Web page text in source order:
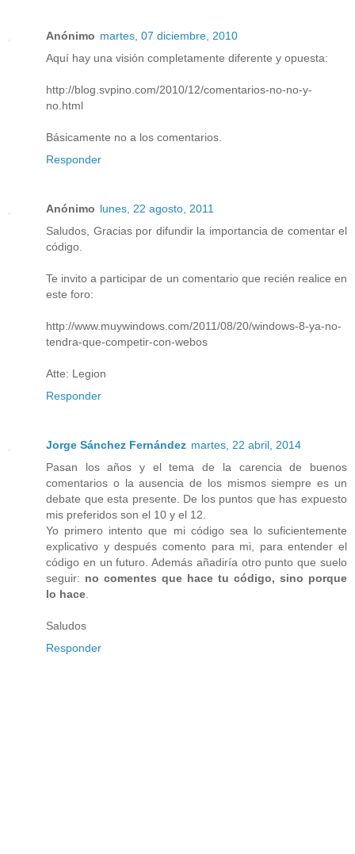
Anónimo martes, 07 diciembre, 2010
Aquí hay una visión completamente diferente y opuesta:
http://blog.svpino.com/2010/12/comentarios-no-no-y-
no.html
Básicamente no a los comentarios.
Responder
Anónimo lunes, 22 agosto, 2011
Saludos, Gracias por difundir la importancia de comentar el
código.
Te invito a participar de un comentario que recién realice en
este foro:
http://www.muywindows.com/2011/08/20/windows-8-ya-no-
tendra-que-competir-con-webos
Atte: Legion
Responder
Jorge Sánchez Fernández martes, 22 abril, 2014
Pasan los años y el tema de la carencia de buenos
comentarios o la ausencia de los mismos siempre es un
debate que esta presente. De los puntos que has expuesto
mis preferidos son el 10 y el 12.
Yo primero intento que mi código sea lo suficientemente
explicativo y después comento para mi, para entender el
código en un futuro. Además añadiría otro punto que suelo
seguir: no comentes que hace tu código, sino porque
lo hace
Saludos
Responder